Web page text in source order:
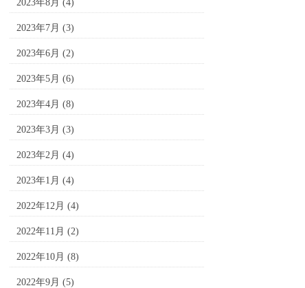
2023年8月 (4)
2023年7月 (3)
2023年6月 (2)
2023年5月 (6)
2023年4月 (8)
2023年3月 (3)
2023年2月 (4)
2023年1月 (4)
2022年12月 (4)
2022年11月 (2)
2022年10月 (8)
2022年9月 (5)